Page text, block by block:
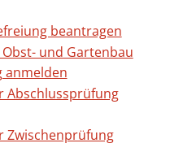
beantragen
und Gartenbau
anmelden
Abschlussprüfung
Zwischenprüfung